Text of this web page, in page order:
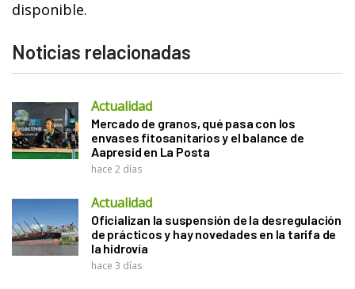
Noticias relacionadas
Actualidad
Mercado de granos, qué pasa con los
envases fitosanitarios y el balance de
Aapresid en La Posta
hace 2 días
Actualidad
Oficializan la suspensión de la desregulación
de prácticos y hay novedades en la tarifa de
la hidrovía
hace 3 días